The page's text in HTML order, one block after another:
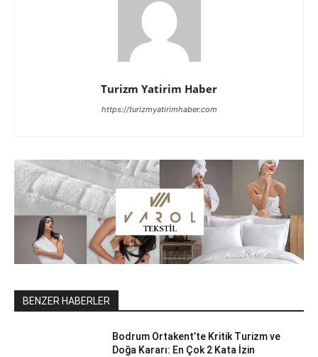
Turizm Yatirim Haber
https://turizmyatirimhaber.com
BENZER HABERLER
Bodrum Ortakent’te Kritik Turizm ve
Doğa Kararı: En Çok 2 Kata İzin